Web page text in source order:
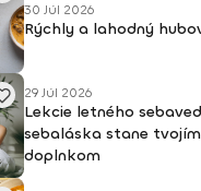
30 Júl 2026
Rýchly a lahodný
29 Júl 2026
Lekcie letného
sebaláska stane
doplnkom